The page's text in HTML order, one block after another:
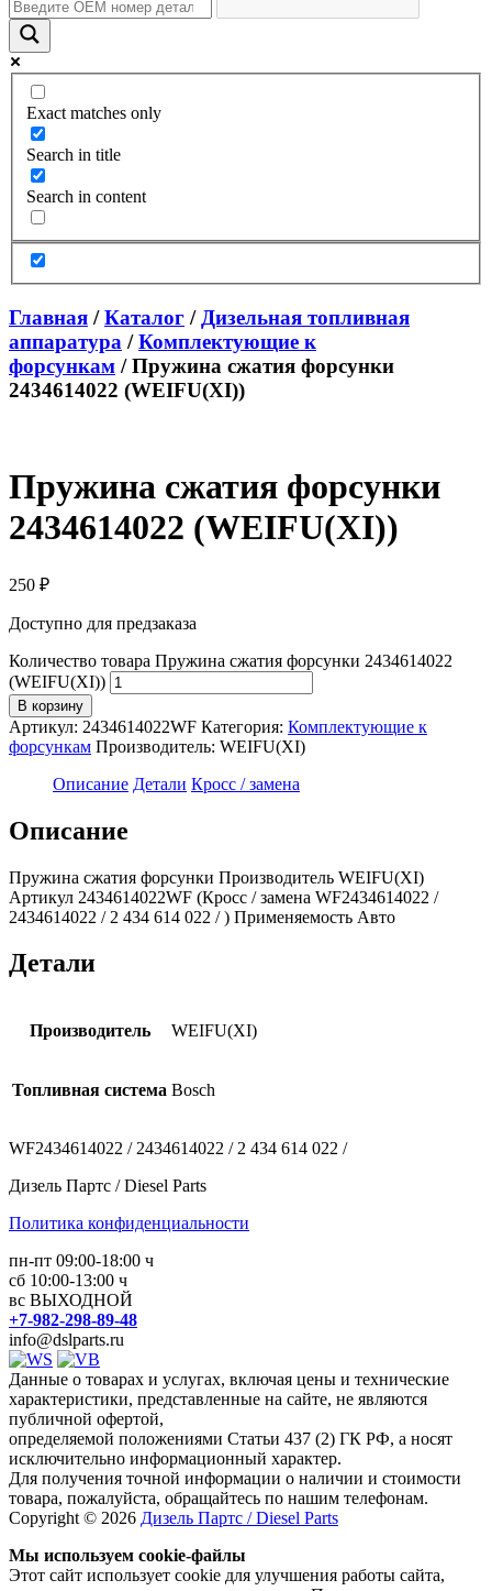
Exact matches only
Search in title
Search in content
Главная /Каталог / Дизельная топливная
аппаратура /Комплектующие к
форсункам / Пружина сжатия форсунки
2434614022 (WEIFU(XI))
Пружина сжатия форсунки
2434614022 (WEIFU(XI))
250 ₽
Доступно для предзаказа
Количество товара Пружина сжатия форсунки 2434614022
(WEIFU(XI))
В корзину
Артикул: 2434614022WF Категория: Комплектующие к
форсункам Производитель: WEIFU(XI)
Описание Детали Кросс / замена
Описание
Пружина сжатия форсунки Производитель WEIFU(XI)
Артикул 2434614022WF (Кросс / замена WF2434614022 /
2434614022 / 2 434 614 022 / ) Применяемость Авто
Детали
Производитель WEIFU(XI)
Топливная система Bosch
WF2434614022 / 2434614022 / 2 434 614 022 /
Дизель Партс / Diesel Parts
Политика конфиденциальности
пн-пт 09:00-18:00 ч
сб 10:00-13:00 ч
вс ВЫХОДНОЙ
+7-982-298-89-48
info@dslparts.ru
Данные о товарах и услугах, включая цены и технические
характеристики, представленные на сайте, не являются
публичной офертой,
определяемой положениями Статьи 437 (2) ГК РФ, а носят
исключительно информационный характер.
Для получения точной информации о наличии и стоимости
товара, пожалуйста, обращайтесь по нашим телефонам.
Copyright © 2026 Дизель Партс / Diesel Parts
Мы используем cookie-файлы
Этот сайт использует cookie для улучшения работы сайта,